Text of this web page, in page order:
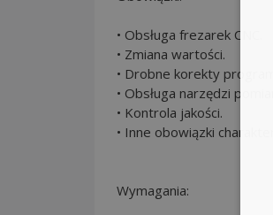
• Obsługa frezarek CNC.
• Zmiana wartości.
• Drobne korekty
• Obsługa narzędzi
• Kontrola jakości.
• Inne obowiązki
Wymagania: